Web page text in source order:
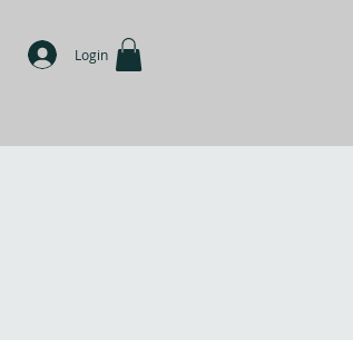
Login